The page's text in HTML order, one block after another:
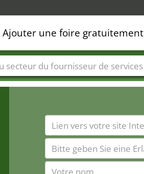
Ajouter une foire gratuitement
Secteurs du fournisseur de services